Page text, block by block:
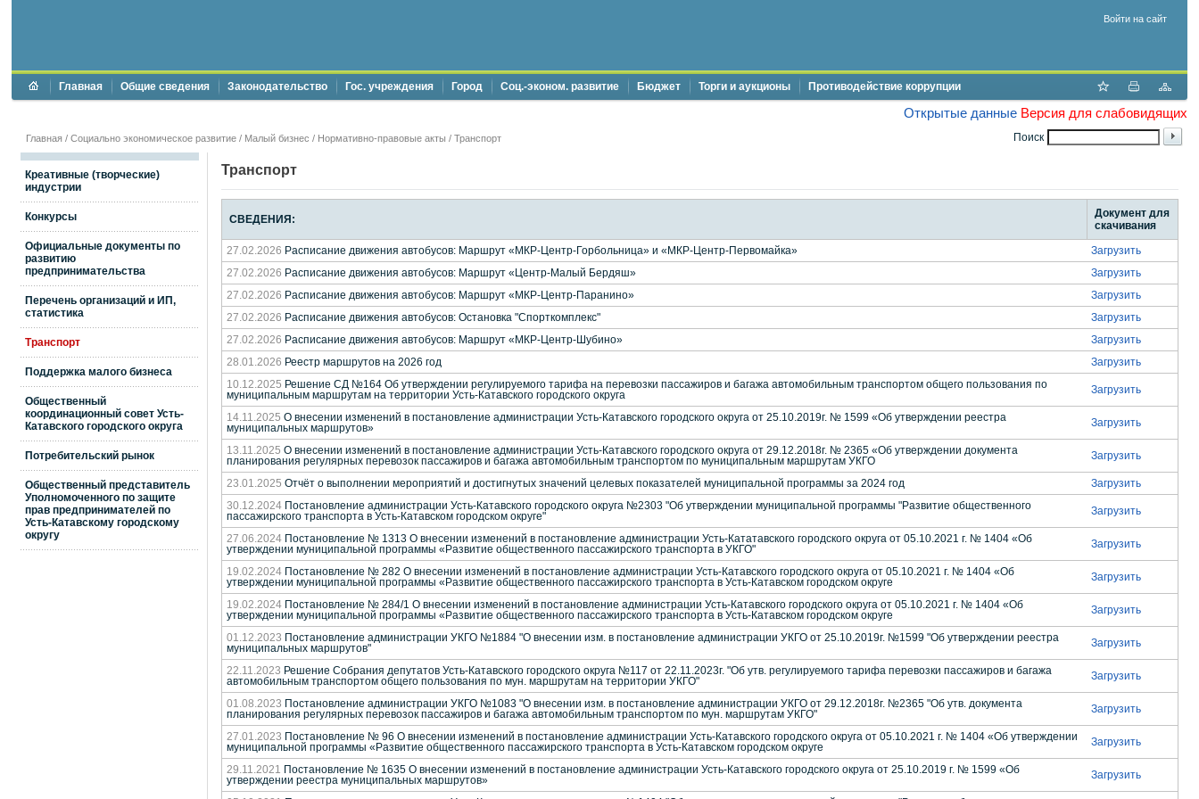
Войти на сайт
Главная Общие сведения Законодательство Гос. учреждения Город Соц.-эконом. развитие Бюджет Торги и аукционы Противодействие коррупции
Открытые данные Версия для слабовидящих
Поиск
Главная / Социально экономическое развитие / Малый бизнес / Нормативно-правовые акты / Транспорт
Креативные (творческие)
индустрии
Конкурсы
Официальные документы по
развитию
предпринимательства
Перечень организаций и ИП,
статистика
Транспорт
Поддержка малого бизнеса
Общественный
координационный совет Усть-
Катавского городского округа
Потребительский рынок
Общественный представитель
Уполномоченного по защите
прав предпринимателей по
Усть-Катавскому городскому
округу
Транспорт
СВЕДЕНИЯ:
Документ для
скачивания
27.02.2026 Расписание движения автобусов: Маршрут «МКР-Центр-Горбольница» и «МКР-Центр-Первомайка» Загрузить
27.02.2026 Расписание движения автобусов: Маршрут «Центр-Малый Бердяш» Загрузить
27.02.2026 Расписание движения автобусов: Маршрут «МКР-Центр-Паранино» Загрузить
27.02.2026 Расписание движения автобусов: Остановка "Спорткомплекс" Загрузить
27.02.2026 Расписание движения автобусов: Маршрут «МКР-Центр-Шубино» Загрузить
28.01.2026 Реестр маршрутов на 2026 год Загрузить
10.12.2025 Решение СД №164 Об утверждении регулируемого тарифа на перевозки пассажиров и багажа автомобильным транспортом общего пользования по
муниципальным маршрутам на территории Усть-Катавского городского округа
Загрузить
14.11.2025 О внесении изменений в постановление администрации Усть-Катавского городского округа от 25.10.2019г. № 1599 «Об утверждении реестра
муниципальных маршрутов»
Загрузить
13.11.2025 О внесении изменений в постановление администрации Усть-Катавского городского округа от 29.12.2018г. № 2365 «Об утверждении документа
планирования регулярных перевозок пассажиров и багажа автомобильным транспортом по муниципальным маршрутам УКГО
Загрузить
23.01.2025 Отчёт о выполнении мероприятий и достигнутых значений целевых показателей муниципальной программы за 2024 год Загрузить
30.12.2024 Постановление администрации Усть-Катавского городского округа №2303 "Об утверждении муниципальной программы "Развитие общественного
пассажирского транспорта в Усть-Катавском городском округе"
Загрузить
27.06.2024 Постановление № 1313 О внесении изменений в постановление администрации Усть-Кататавского городского округа от 05.10.2021 г. № 1404 «Об
утверждении муниципальной программы «Развитие общественного пассажирского транспорта в УКГО"
Загрузить
19.02.2024 Постановление № 282 О внесении изменений в постановление администрации Усть-Катавского городского округа от 05.10.2021 г. № 1404 «Об
утверждении муниципальной программы «Развитие общественного пассажирского транспорта в Усть-Катавском городском округе
Загрузить
19.02.2024 Постановление № 284/1 О внесении изменений в постановление администрации Усть-Катавского городского округа от 05.10.2021 г. № 1404 «Об
утверждении муниципальной программы «Развитие общественного пассажирского транспорта в Усть-Катавском городском округе
Загрузить
01.12.2023 Постановление администрации УКГО №1884 "О внесении изм. в постановление администрации УКГО от 25.10.2019г. №1599 "Об утверждении реестра
муниципальных маршрутов"
Загрузить
22.11.2023 Решение Собрания депутатов Усть-Катавского городского округа №117 от 22.11.2023г. "Об утв. регулируемого тарифа перевозки пассажиров и багажа
автомобильным транспортом общего пользования по мун. маршрутам на территории УКГО"
Загрузить
01.08.2023 Постановление администрации УКГО №1083 "О внесении изм. в постановление администрации УКГО от 29.12.2018г. №2365 "Об утв. документа
планирования регулярных перевозок пассажиров и багажа автомобильным транспортом по мун. маршрутам УКГО"
Загрузить
27.01.2023 Постановление № 96 О внесении изменений в постановление администрации Усть-Катавского городского округа от 05.10.2021 г. № 1404 «Об утверждении
муниципальной программы «Развитие общественного пассажирского транспорта в Усть-Катавском городском округе
Загрузить
29.11.2021
Постановление № 1635 О внесении изменений в постановление администрации Усть-Катавского городского округа от 25.10.2019 г. № 1599 «Об
утверждении реестра муниципальных маршрутов»
Загрузить